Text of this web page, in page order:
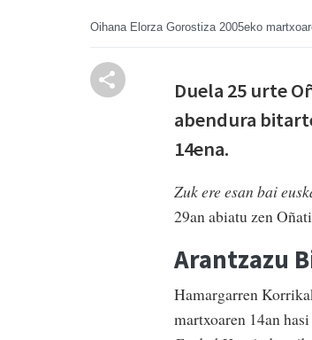
Oihana Elorza Gorostiza 2005eko
Duela 25 urte
abendura
14ena.
Zuk ere esan bai
29an abiatu zen
Arantzazu
Hamargarren
martxoaren 14an